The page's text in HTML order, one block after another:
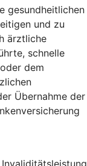
gesundheitlichen
und zu
ärztliche
schnelle
dem
Übernahme der